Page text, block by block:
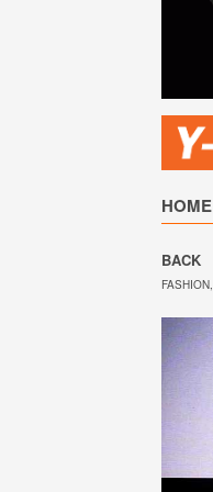
HOME
BACK
FASHION,